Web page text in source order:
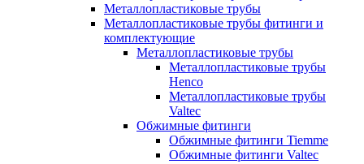
Металлопластиковые трубы
Металлопластиковые трубы фитинги и
комплектующие
Металлопластиковые трубы
Металлопластиковые трубы
Henco
Металлопластиковые трубы
Valtec
Обжимные фитинги
Обжимные фитинги Tiemme
Обжимные фитинги Valtec